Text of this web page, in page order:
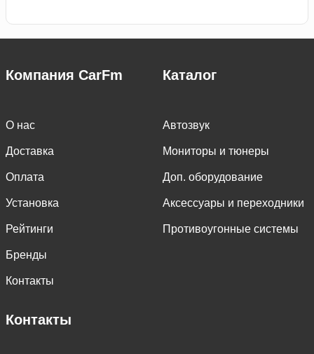
Компания CarFm
О нас
Доставка
Оплата
Установка
Рейтинги
Бренды
Контакты
Каталог
Автозвук
Мониторы и тюнеры
Доп. оборудование
Аксессуары и переходники
Противоугонные системы
Контакты